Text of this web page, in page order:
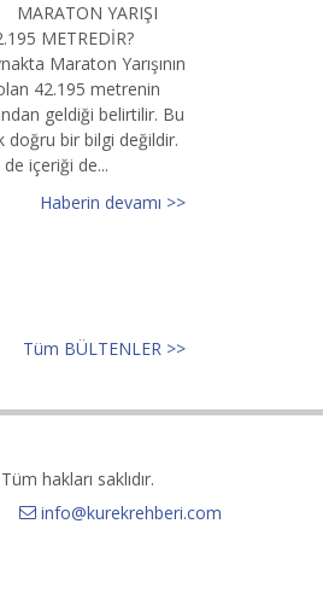
MARATON YARIŞI
METREDİR?
Maraton Yarışının
42.195 metrenin
geldiği belirtilir. Bu
doğru bir bilgi değildir.
içeriği de...
Haberin devamı >>
Tüm BÜLTENLER >>
hakları saklıdır.
info@kurekrehberi.com